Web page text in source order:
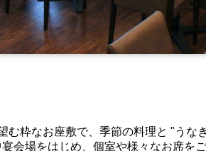
む粋なお座敷で、季節の料理と "うな
会場をはじめ、個室や様々なお席を